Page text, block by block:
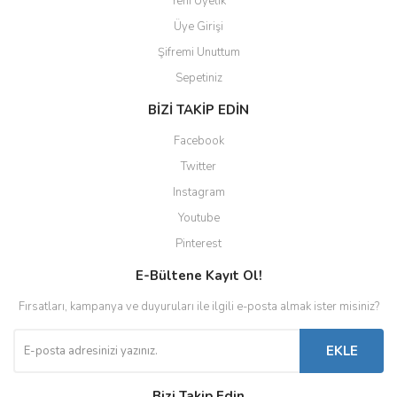
Üye Girişi
Şifremi Unuttum
Sepetiniz
BİZİ TAKİP EDİN
Facebook
Twitter
Instagram
Youtube
Pinterest
E-Bültene Kayıt Ol!
Fırsatları, kampanya ve duyuruları ile ilgili e-posta almak ister misiniz?
EKLE